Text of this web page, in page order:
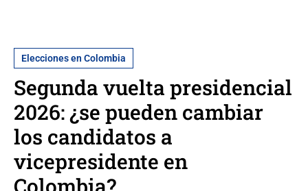
Elecciones en Colombia
Segunda vuelta presidencial
2026: ¿se pueden cambiar
los candidatos a
vicepresidente en